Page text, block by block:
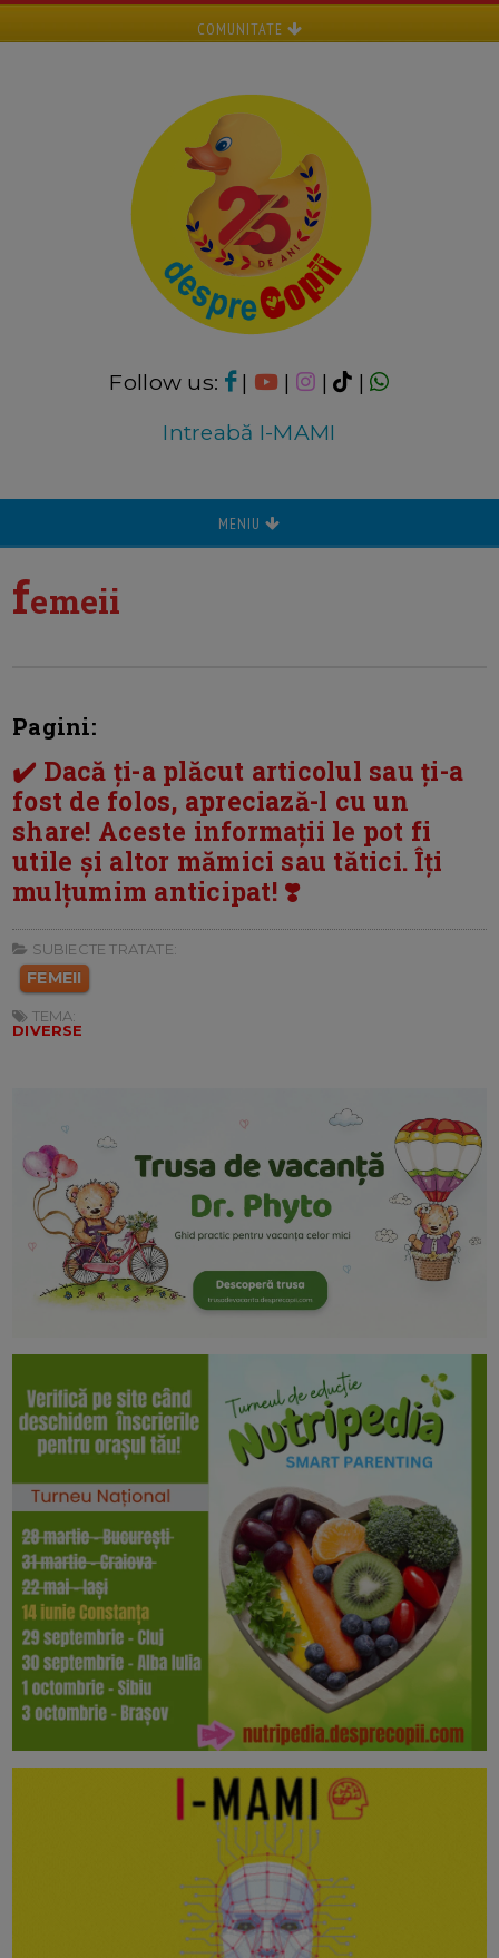
COMUNITATE
Follow us: | | |
|
Intreabă I-MAMI
MENIU
femeii
Pagini:
✔️ Dacă ți-a plăcut articolul sau ți-a
fost de folos, apreciază-l cu un
share! Aceste informații le pot fi
utile și altor mămici sau tătici. Îți
mulțumim anticipat! ❣️
SUBIECTE TRATATE:
FEMEII
TEMA:
DIVERSE